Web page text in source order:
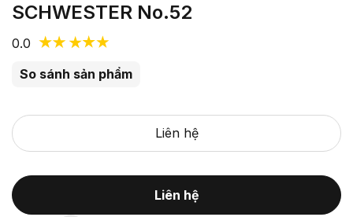
SCHWESTER No.52
0.0
So sánh sản phẩm
Liên hệ
Liên hệ